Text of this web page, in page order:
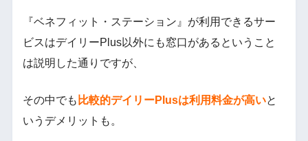
『ベネフィット・ステーション』が利用できるサー
ビスはデイリーPlus以外にも窓口があるということ
は説明した通りですが、
その中でも 比較的デイリーPlusは利用料金が高いと
いうデメリットも。